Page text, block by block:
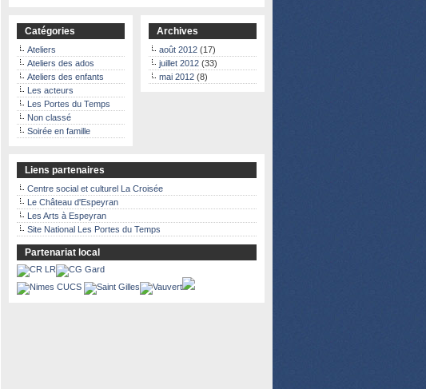
Catégories
Ateliers
Ateliers des ados
Ateliers des enfants
Les acteurs
Les Portes du Temps
Non classé
Soirée en famille
Archives
août 2012 (17)
juillet 2012 (33)
mai 2012 (8)
Liens partenaires
Centre social et culturel La Croisée
Le Château d'Espeyran
Les Arts à Espeyran
Site National Les Portes du Temps
Partenariat local